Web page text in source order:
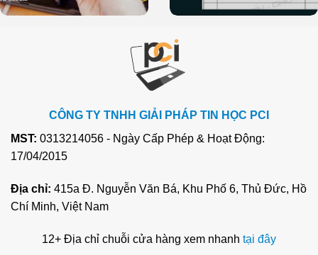
CÔNG TY TNHH GIẢI PHÁP TIN HỌC PCI
MST: 0313214056 - Ngày Cấp Phép & Hoạt Động:
17/04/2015
Địa chỉ: 415a Đ. Nguyễn Văn Bá, Khu Phố 6, Thủ Đức, Hồ
Chí Minh, Việt Nam
12+ Địa chỉ chuỗi cửa hàng xem nhanh tại đây